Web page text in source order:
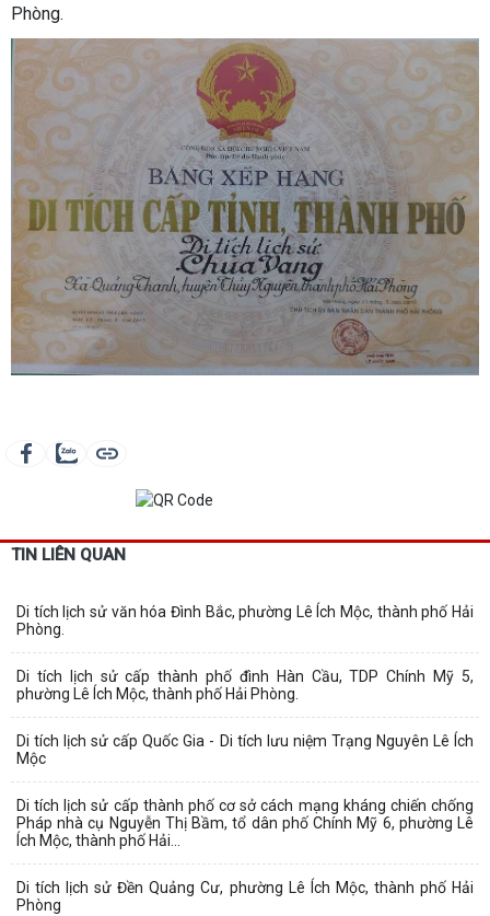
Phòng.
TIN LIÊN QUAN
Di tích lịch sử văn hóa Đình Bắc, phường Lê Ích Mộc, thành phố Hải
Phòng.
Di tích lịch sử cấp thành phố đình Hàn Cầu, TDP Chính Mỹ 5,
phường Lê Ích Mộc, thành phố Hải Phòng.
Di tích lịch sử cấp Quốc Gia - Di tích lưu niệm Trạng Nguyên Lê Ích
Mộc
Di tích lịch sử cấp thành phố cơ sở cách mạng kháng chiến chống
Pháp nhà cụ Nguyễn Thị Bầm, tổ dân phố Chính Mỹ 6, phường Lê
Ích Mộc, thành phố Hải...
Di tích lịch sử Đền Quảng Cư, phường Lê Ích Mộc, thành phố Hải
Phòng